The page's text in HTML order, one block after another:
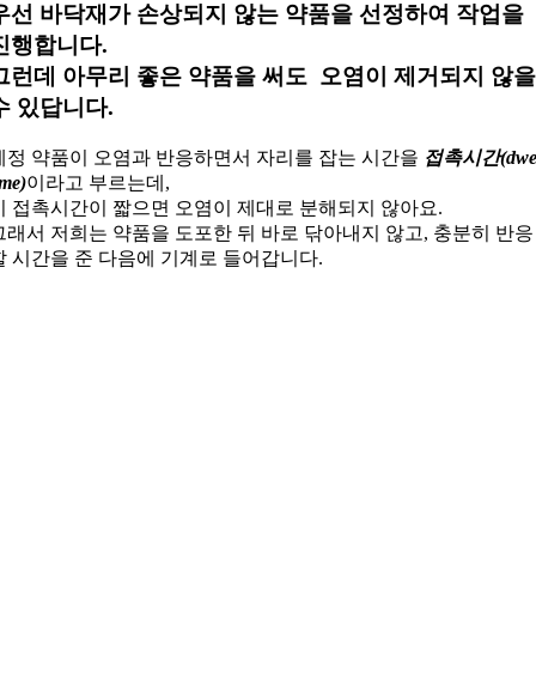
선 바닥재가 손상되지 않는 약품을 선정하여 작업을
행합니다.
런데 아무리 좋은 약품을 써도 오염이 제거되지 않을
있답니다.
정 약품이 오염과 반응하면서 자리를 잡는 시간을 접촉시간
이라고 부르는데,
접촉시간이 짧으면 오염이 제대로 분해되지 않아요.
래서 저희는 약품을 도포한 뒤 바로 닦아내지 않고, 충분히 반응
시간을 준 다음에 기계로 들어갑니다.